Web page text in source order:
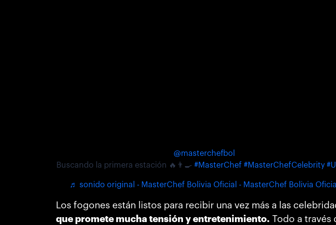
@masterchefbol
Buscando la primera estación 🔥👨‍🍳 #MasterChef #MasterChefCelebrity
♬ sonido original - MasterChef Bolivia Oficial - MasterChef Bolivia Oficial
Los fogones están listos para recibir una vez más a las
que promete mucha tensión y entretenimiento. Todo a través